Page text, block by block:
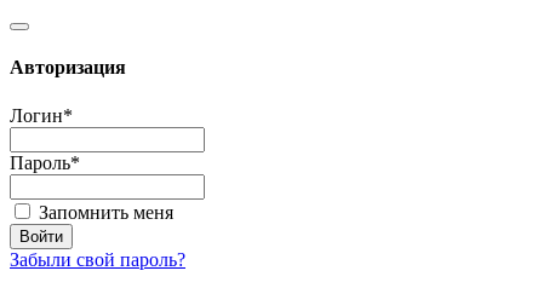
Авторизация
Логин*
Пароль*
Запомнить меня
Забыли свой пароль?